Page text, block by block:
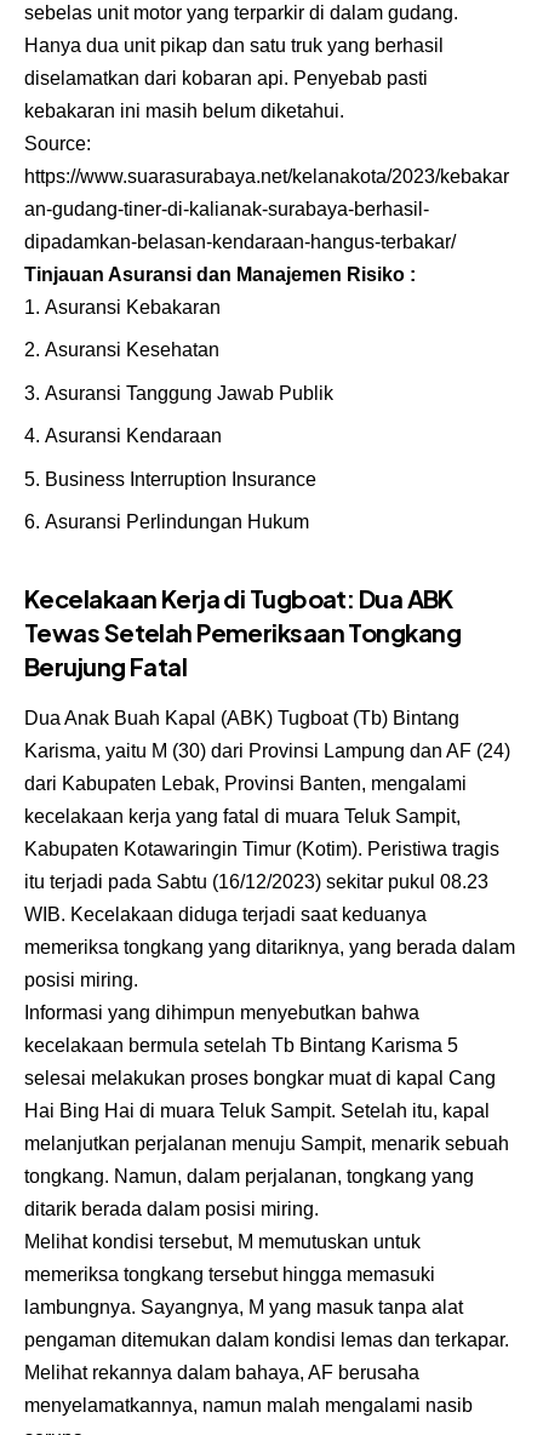
sebelas unit motor yang terparkir di dalam gudang.
Hanya dua unit pikap dan satu truk yang berhasil
diselamatkan dari kobaran api. Penyebab pasti
kebakaran ini masih belum diketahui.
Source:
https://www.suarasurabaya.net/kelanakota/2023/kebakar
an-gudang-tiner-di-kalianak-surabaya-berhasil-
dipadamkan-belasan-kendaraan-hangus-terbakar/
Tinjauan Asuransi dan Manajemen Risiko :
Asuransi Kebakaran
Asuransi Kesehatan
Asuransi Tanggung Jawab Publik
Asuransi Kendaraan
Business Interruption Insurance
Asuransi Perlindungan Hukum
Kecelakaan Kerja di Tugboat: Dua ABK
Tewas Setelah Pemeriksaan Tongkang
Berujung Fatal
Dua Anak Buah Kapal (ABK) Tugboat (Tb) Bintang
Karisma, yaitu M (30) dari Provinsi Lampung dan AF (24)
dari Kabupaten Lebak, Provinsi Banten, mengalami
kecelakaan kerja yang fatal di muara Teluk Sampit,
Kabupaten Kotawaringin Timur (Kotim). Peristiwa tragis
itu terjadi pada Sabtu (16/12/2023) sekitar pukul 08.23
WIB. Kecelakaan diduga terjadi saat keduanya
memeriksa tongkang yang ditariknya, yang berada dalam
posisi miring.
Informasi yang dihimpun menyebutkan bahwa
kecelakaan bermula setelah Tb Bintang Karisma 5
selesai melakukan proses bongkar muat di kapal Cang
Hai Bing Hai di muara Teluk Sampit. Setelah itu, kapal
melanjutkan perjalanan menuju Sampit, menarik sebuah
tongkang. Namun, dalam perjalanan, tongkang yang
ditarik berada dalam posisi miring.
Melihat kondisi tersebut, M memutuskan untuk
memeriksa tongkang tersebut hingga memasuki
lambungnya. Sayangnya, M yang masuk tanpa alat
pengaman ditemukan dalam kondisi lemas dan terkapar.
Melihat rekannya dalam bahaya, AF berusaha
menyelamatkannya, namun malah mengalami nasib